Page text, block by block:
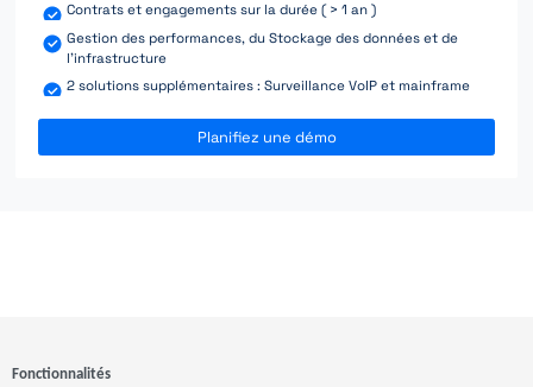
Contrats et engagements sur la durée ( > 1 an )
Gestion des performances, du Stockage des données et de
l'infrastructure
2 solutions supplémentaires : Surveillance VoIP et mainframe
Planifiez une démo
Fonctionnalités